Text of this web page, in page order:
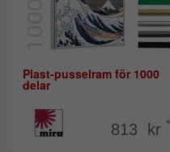
Plast-pusselram för 1000
delar
813 kr *